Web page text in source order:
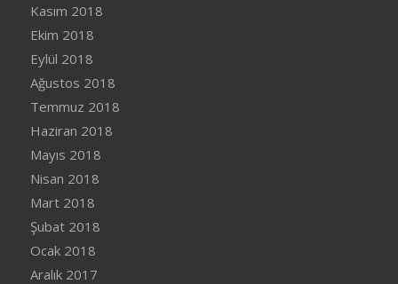
Kasım 2018
Ekim 2018
Eylül 2018
Ağustos 2018
Temmuz 2018
Haziran 2018
Mayıs 2018
Nisan 2018
Mart 2018
Şubat 2018
Ocak 2018
Aralık 2017